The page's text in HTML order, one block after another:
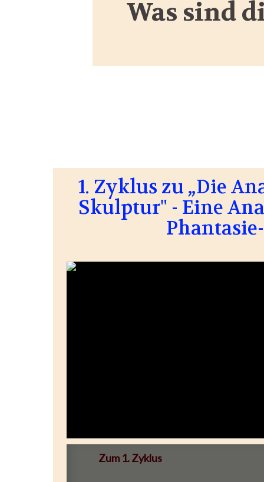
Was sind
1. Zyklus zu „Die
Skulptur" - Eine
Phantasie-
Zum 1. Zyklus